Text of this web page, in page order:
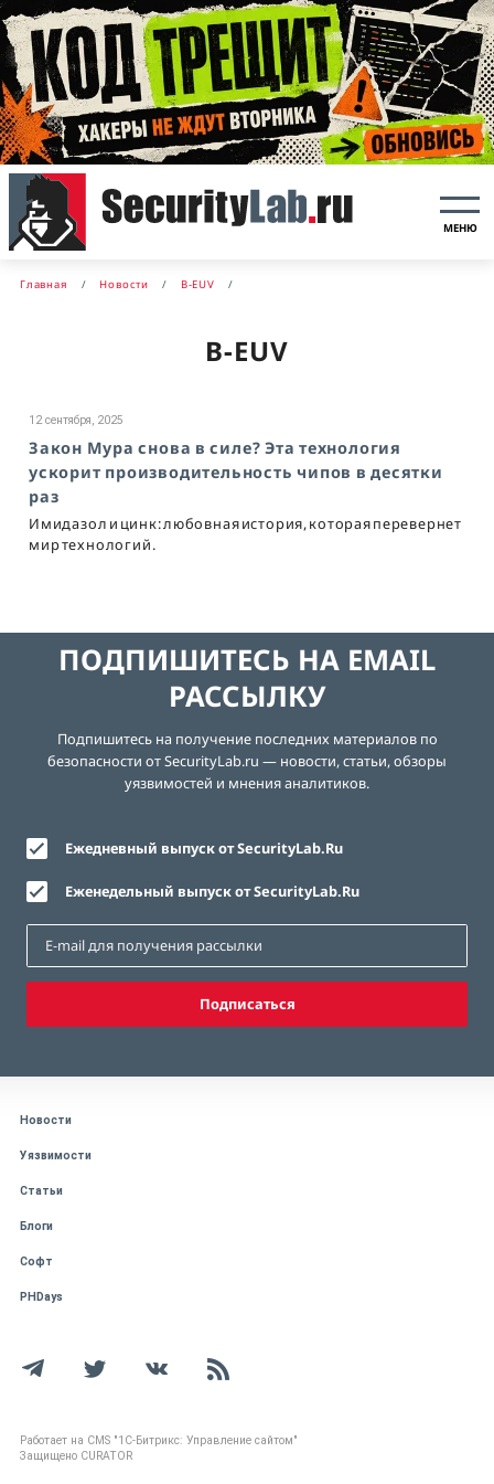
МЕНЮ
Главная Новости B-EUV
B-EUV
12 сентября, 2025
Закон Мура снова в силе? Эта технология
ускорит производительность чипов в десятки
раз
Имидазол и цинк: любовная история, которая перевернет
мир технологий.
ПОДПИШИТЕСЬ НА EMAIL
РАССЫЛКУ
Подпишитесь на получение последних материалов по
безопасности от SecurityLab.ru — новости, статьи, обзоры
уязвимостей и мнения аналитиков.
Ежедневный выпуск от SecurityLab.Ru
Еженедельный выпуск от SecurityLab.Ru
Подписаться
Новости
Уязвимости
Статьи
Блоги
Софт
PHDays
Работает на CMS "1С-Битрикс: Управление сайтом"
Защищено CURATOR